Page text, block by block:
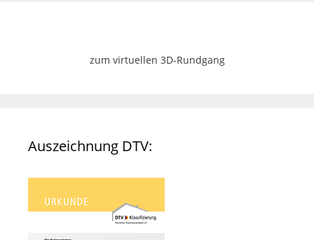
zum virtuellen 3D-Rundgang
Auszeichnung DTV: